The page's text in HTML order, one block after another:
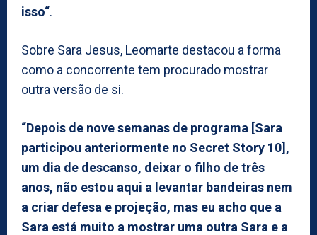
isso“.
Sobre Sara Jesus, Leomarte destacou a forma
como a concorrente tem procurado mostrar
outra versão de si.
“Depois de nove semanas de programa [Sara
participou anteriormente no Secret Story 10],
um dia de descanso, deixar o filho de três
anos, não estou aqui a levantar bandeiras nem
a criar defesa e projeção, mas eu acho que a
Sara está muito a mostrar uma outra Sara e a